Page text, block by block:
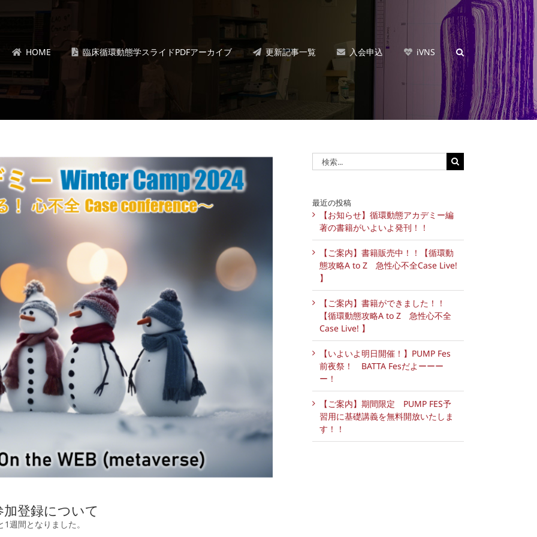
HOME 臨床循環動態学スライドPDFアーカイブ 更新記事一覧 入会申込 iVNS
登録について
週間となりました。
索
最近の投稿
【お知らせ】循環動態アカデミー編
著の書籍がいよいよ発刊！！
【ご案内】書籍販売中！！【循環動
態攻略A to Z 急性心不全Case Live!
】
【ご案内】書籍ができました！！
【循環動態攻略A to Z 急性心不全
Case Live! 】
【いよいよ明日開催！】PUMP Fes
前夜祭！ BATTA Fesだよーーー
ー！
【ご案内】期間限定 PUMP FES予
習用に基礎講義を無料開放いたしま
す！！